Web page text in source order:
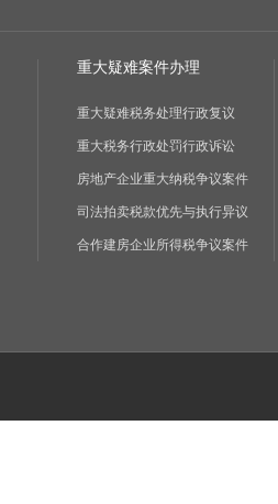
重大疑难案件办理
重大疑难税务处理行政复议
重大税务行政处罚行政诉讼
房地产企业重大纳税争议案件
司法拍卖税款优先与执行异议
合作建房企业所得税争议案件